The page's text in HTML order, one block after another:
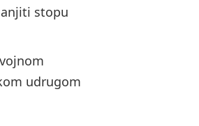
stopu
udrugom